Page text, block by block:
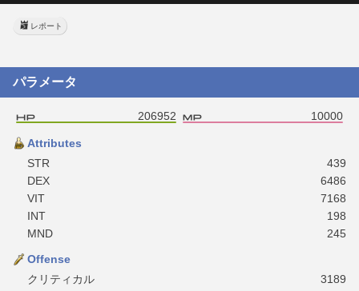
レポート
パラメータ
206952 10000
Attributes
STR
439
DEX
6486
VIT
7168
INT
198
MND
245
Offense
クリティカル
3189